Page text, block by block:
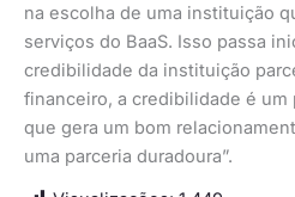
na escolha de uma instituição
serviços do BaaS. Isso passa
credibilidade da instituição
financeiro, a credibilidade é um
que gera um bom
uma parceria duradoura”.